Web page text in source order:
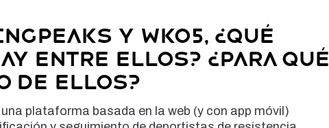
y WKO5, ¿Qué
entre ellos? ¿Para qué
de ellos?
plataforma basada en la web (y con app móvil)